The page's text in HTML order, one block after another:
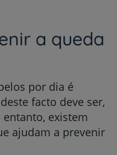
a queda
por dia é
facto deve ser,
existem
ajudam a prevenir